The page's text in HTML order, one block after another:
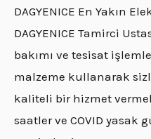
DAGYENICE En Yakın
DAGYENICE Tamirci
bakımı ve tesisat
malzeme kullanarak
kaliteli bir hizmet
saatler ve COVID